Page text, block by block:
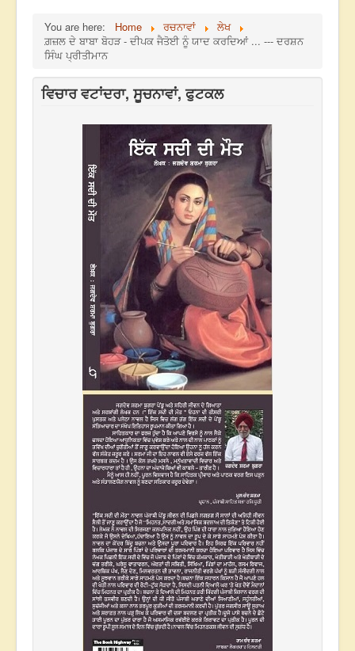
You are here: Home ਰਚਨਾਵਾਂ
ਲੇਖ
ਗ਼ਜ਼ਲ ਦੇ ਬਾਬਾ ਬੋਹੜ - ਦੀਪਕ ਜੈਤੋਈ ਨੂੰ ਯਾਦ ਕਰਦਿਆਂ ... --- ਦਰਸ਼ਨ
ਸਿੰਘ ਪ੍ਰੀਤੀਮਾਨ
ਵਿਚਾਰ ਵਟਾਂਦਰਾ, ਸੂਚਨਾਵਾਂ, ਫੁਟਕਲ